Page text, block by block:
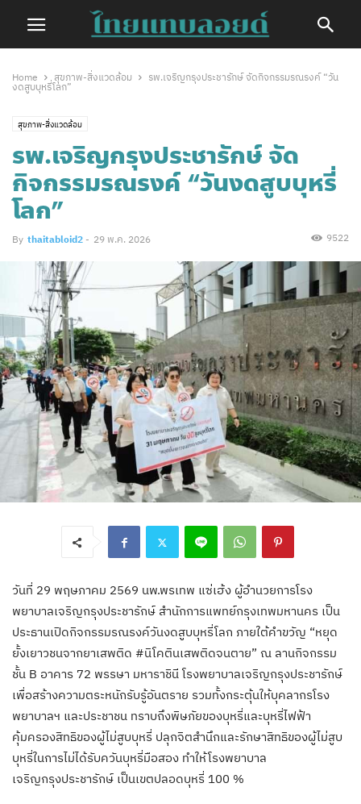
Home สุขภาพ-สิ่งแวดล้อม
รพ.เจริญกรุงประชารักษ์ จัดกิจกรรมรณรงค์ “วัน
งดสูบบุหรี่โลก”
สุขภาพ-สิ่งแวดล้อม
รพ.เจริญกรุงประชารักษ์ จัด
กิจกรรมรณรงค์ “วันงดสูบบุหรี่
โลก”
By thaitabloid2 - 29 พ.ค. 2026 9522
วันที่ 29 พฤษภาคม 2569 นพ.พรเทพ แซ่เฮ้ง ผู้อำนวยการโรง
พยาบาลเจริญกรุงประชารักษ์ สำนักการแพทย์กรุงเทพมหานคร เป็น
ประธานเปิดกิจกรรมรณรงค์วันงดสูบบุหรี่โลก ภายใต้คำขวัญ “หยุด
ยั้งเยาวชนจากยาเสพติด #นิโคตินเสพติดจนตาย” ณ ลานกิจกรรม
ชั้น B อาคาร 72 พรรษา มหาราชินี โรงพยาบาลเจริญกรุงประชารักษ์
เพื่อสร้างความตระหนักรับรู้อันตราย รวมทั้งกระตุ้นให้บุคลากรโรง
พยาบาลฯ และประชาชน ทราบถึงพิษภัยของบุหรี่และบุหรี่ไฟฟ้า
คุ้มครองสิทธิของผู้ไม่สูบบุหรี่ ปลุกจิตสำนึกและรักษาสิทธิของผู้ไม่สูบ
บุหรี่ในการไม่ได้รับควันบุหรี่มือสอง ทำให้โรงพยาบาล
เจริญกรุงประชารักษ์ เป็นเขตปลอดบุหรี่ 100 %